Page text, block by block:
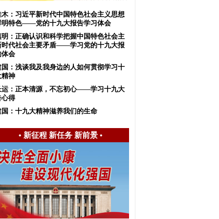
木：习近平新时代中国特色社会主义思想
明特色——党的十九大报告学习体会
明：正确认识和科学把握中国特色社会主
时代社会主要矛盾——学习党的十九大报
体会
国：浅谈我及我身边的人如何贯彻学习十
精神
运：正本清源，不忘初心——学习十九大
心得
国：十九大精神滋养我们的生命
• 新征程 新任务 新前景•